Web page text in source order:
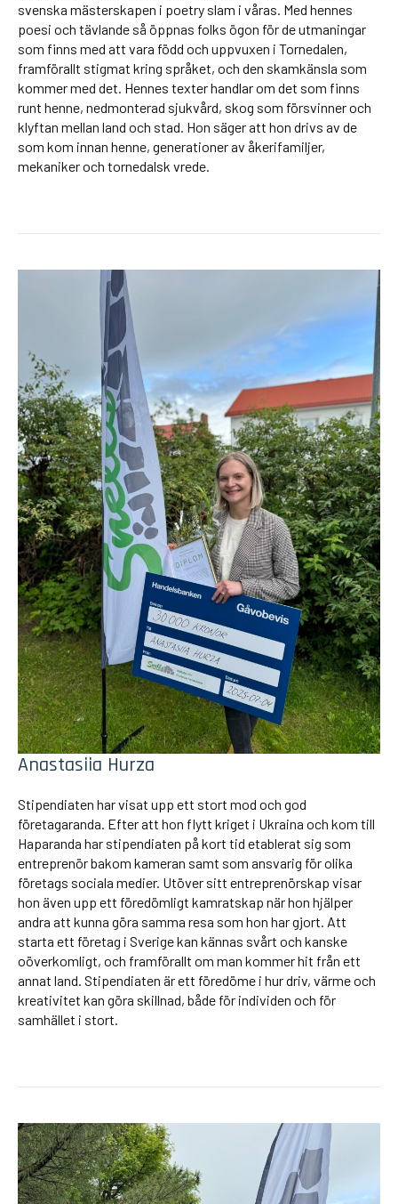
svenska mästerskapen i poetry slam i våras. Med hennes
poesi och tävlande så öppnas folks ögon för de utmaningar
som finns med att vara född och uppvuxen i Tornedalen,
framförallt stigmat kring språket, och den skamkänsla som
kommer med det. Hennes texter handlar om det som finns
runt henne, nedmonterad sjukvård, skog som försvinner och
klyftan mellan land och stad. Hon säger att hon drivs av de
som kom innan henne, generationer av åkerifamiljer,
mekaniker och tornedalsk vrede.
Anastasiia Hurza
Stipendiaten har visat upp ett stort mod och god
företagaranda. Efter att hon flytt kriget i Ukraina och kom till
Haparanda har stipendiaten på kort tid etablerat sig som
entreprenör bakom kameran samt som ansvarig för olika
företags sociala medier. Utöver sitt entreprenörskap visar
hon även upp ett föredömligt kamratskap när hon hjälper
andra att kunna göra samma resa som hon har gjort. Att
starta ett företag i Sverige kan kännas svårt och kanske
oöverkomligt, och framförallt om man kommer hit från ett
annat land. Stipendiaten är ett föredöme i hur driv, värme och
kreativitet kan göra skillnad, både för individen och för
samhället i stort.